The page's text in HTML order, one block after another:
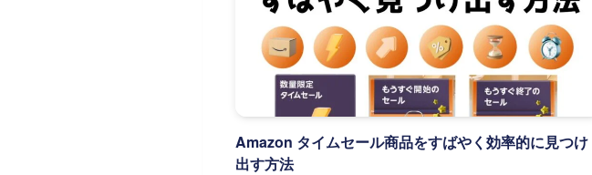
Amazon タイムセール商品をすばやく効率的に見つけ
出す方法